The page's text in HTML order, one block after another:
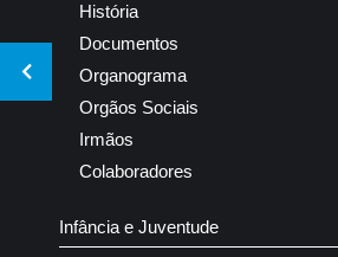
História
Documentos
Organograma
Orgãos Sociais
Irmãos
Colaboradores
Infância e Juventude